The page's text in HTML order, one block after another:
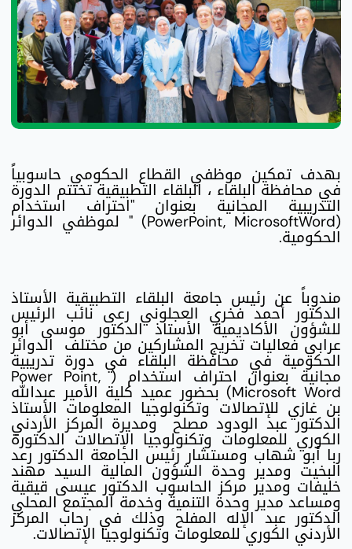
بهدف تمكين موظفي القطاع الحكومي حاسوبياً
في محافظة البلقاء ، البلقاء التطبيقية تختتم الدورة
التدريبية المجانية بعنوان "احتراف استخدام
(PowerPoint, MicrosoftWord) " لموظفي الدوائر
الحكومية.
مندوباً عن رئيس جامعة البلقاء التطبيقية الأستاذ
الدكتور أحمد فخري العجلوني رعى نائب الرئيس
للشؤون الأكاديمية الأستاذ الدكتور موسى أبو
عرابي فعاليات تخريج المشاركين من مختلف الدوائر
الحكومية في محافظة البلقاء في دورة تدريبية
مجانية بعنوان احتراف استخدام ( Power Point,
Microsoft Word) بحضور عميد كلية الأمير عبدالله
بن غازي للإتصالات وتكنولوجيا المعلومات الأستاذ
الدكتور عبد الودود مصلح ومديرة المركز الأردني
الكوري للمعلومات وتكنولوجيا الإتصالات الدكتورة
ربا أبو شهاب ومستشار رئيس الجامعة الدكتور رعد
البخيت ومدير وحدة الشؤون المالية السيد مهند
خليفات ومدير مركز الحاسوب الدكتور عيسى قيقية
ومساعد مدير وحدة التنمية وخدمة المجتمع المحلي
الدكتور عبد الإله المفلح وذلك في رحاب المركز
الأردني الكوري للمعلومات وتكنولوجيا الإتصالات.